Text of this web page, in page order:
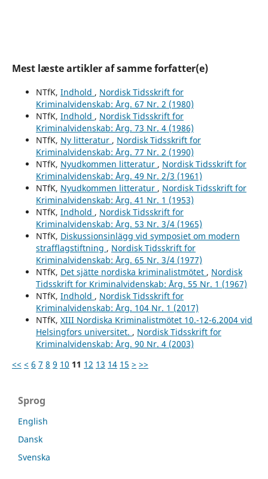
Mest læste artikler af samme forfatter(e)
NTfK, Indhold , Nordisk Tidsskrift for
Kriminalvidenskab: Årg. 67 Nr. 2 (1980)
NTfK, Indhold , Nordisk Tidsskrift for
Kriminalvidenskab: Årg. 73 Nr. 4 (1986)
NTfK, Ny litteratur , Nordisk Tidsskrift for
Kriminalvidenskab: Årg. 77 Nr. 2 (1990)
NTfK, Nyudkommen litteratur , Nordisk Tidsskrift for
Kriminalvidenskab: Årg. 49 Nr. 2/3 (1961)
NTfK, Nyudkommen litteratur , Nordisk Tidsskrift for
Kriminalvidenskab: Årg. 41 Nr. 1 (1953)
NTfK, Indhold , Nordisk Tidsskrift for
Kriminalvidenskab: Årg. 53 Nr. 3/4 (1965)
NTfK, Diskussionsinlägg vid symposiet om modern
strafflagstiftning , Nordisk Tidsskrift for
Kriminalvidenskab: Årg. 65 Nr. 3/4 (1977)
NTfK, Det sjätte nordiska kriminalistmötet , Nordisk
Tidsskrift for Kriminalvidenskab: Årg. 55 Nr. 1 (1967)
NTfK, Indhold , Nordisk Tidsskrift for
Kriminalvidenskab: Årg. 104 Nr. 1 (2017)
NTfK, XIII Nordiska Kriminalistmötet 10.-12-6.2004 vid
Helsingfors universitet. , Nordisk Tidsskrift for
Kriminalvidenskab: Årg. 90 Nr. 4 (2003)
<< < 6 7 8 9 10 11 12 13 14 15 > >>
Sprog
English
Dansk
Svenska